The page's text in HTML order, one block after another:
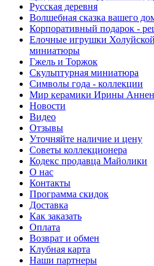
Русская деревня
Волшебная сказка вашего
Корпоративный подарок -
Елочные игрушки
миниатюры
Гжель и Торжок
Скульптурная миниатюра
Символы года - коллекции
Мир керамики Ирины
Новости
Видео
Отзывы
Уточняйте наличие и цену
Советы коллекционера
Кодекс продавца Майолики
О нас
Контакты
Программа скидок
Доставка
Как заказать
Оплата
Возврат и обмен
Клубная карта
Наши партнеры